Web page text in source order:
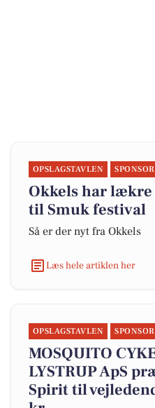
OPSLAGSTAVLEN
Okkels har
til Smuk festival
Så er der nyt fra Okkels
Læs hele artiklen her
OPSLAGSTAVLEN
MOSQUITO
LYSTRUP ApS
Spirit til